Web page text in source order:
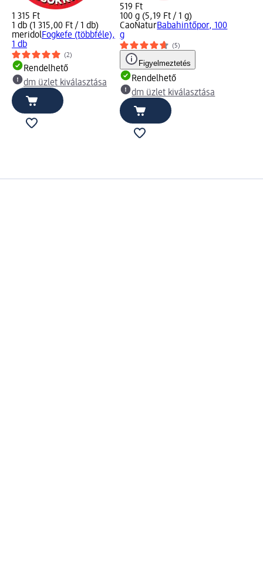
1 315 Ft
1 db (1 315,00 Ft / 1 db)
meridolFogkefe (többféle),
1 db
(2)
Rendelhető
dm üzlet kiválasztása
519 Ft
100 g (5,19 Ft / 1 g)
CaoNaturBabahintőpor, 100
g
(5)
Figyelmeztetés
Rendelhető
dm üzlet kiválasztása